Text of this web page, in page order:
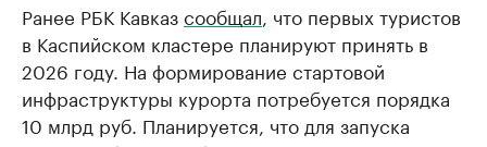
Ранее РБК Кавказсообщал , что первых туристов
в Каспийском кластере планируют принять в
2026 году. На формирование стартовой
инфраструктуры курорта потребуется порядка
10 млрд руб. Планируется, что для запуска